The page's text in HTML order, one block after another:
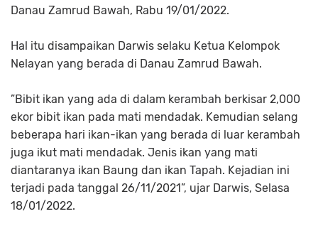
Danau Zamrud Bawah, Rabu 19/01/2022.
Hal itu disampaikan Darwis selaku Ketua Kelompok
Nelayan yang berada di Danau Zamrud Bawah.
”Bibit ikan yang ada di dalam kerambah berkisar 2,000
ekor bibit ikan pada mati mendadak. Kemudian selang
beberapa hari ikan-ikan yang berada di luar kerambah
juga ikut mati mendadak. Jenis ikan yang mati
diantaranya ikan Baung dan ikan Tapah. Kejadian ini
terjadi pada tanggal 26/11/2021”, ujar Darwis, Selasa
18/01/2022.